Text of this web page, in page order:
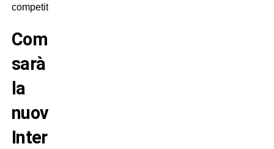
competitiva…
Come
sarà
la
nuova
Inter?